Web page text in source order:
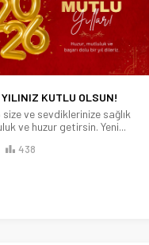
Beşikdüzü MHP İlçe Başkanı
Bahattin YILMAZ Derneğimizi
Ziyeret Etti.
Bahattin YILMAZ ve Beşikdüzü